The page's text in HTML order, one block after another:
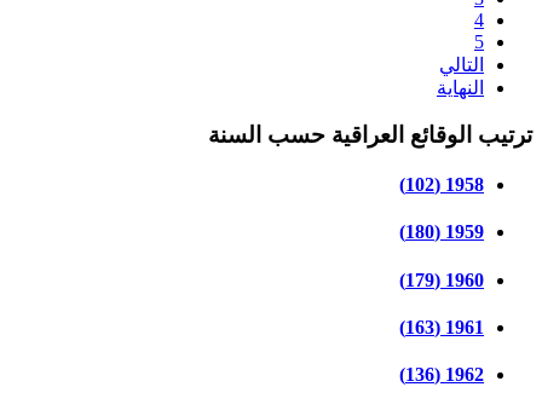
4
5
التالي
النهاية
ترتيب الوقائع العراقية حسب السنة
1958 (102)
1959 (180)
1960 (179)
1961 (163)
1962 (136)